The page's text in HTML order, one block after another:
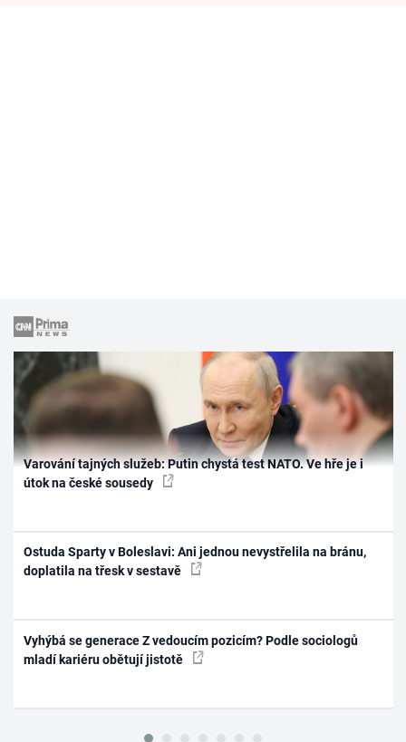
Varování tajných služeb: Putin chystá test NATO. Ve hře je i
útok na české sousedy
Ostuda Sparty v Boleslavi: Ani jednou nevystřelila na bránu,
doplatila na třesk v sestavě
Vyhýbá se generace Z vedoucím pozicím? Podle sociologů
mladí kariéru obětují jistotě